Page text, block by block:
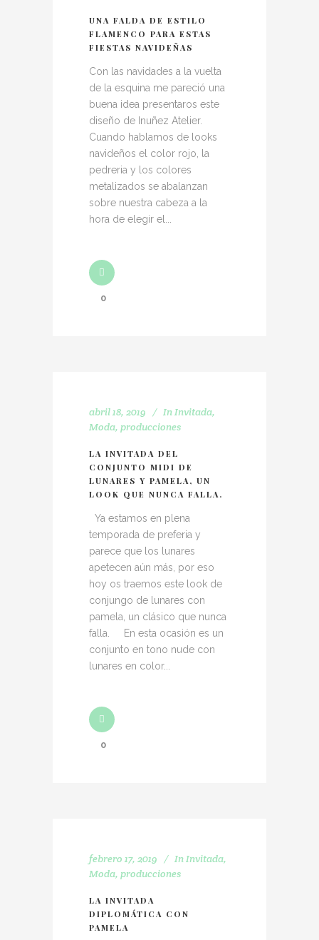
UNA FALDA DE ESTILO
FLAMENCO PARA ESTAS
FIESTAS NAVIDEÑAS
Con las navidades a la vuelta
de la esquina me pareció una
buena idea presentaros este
diseño de Inuñez Atelier.
Cuando hablamos de looks
navideños el color rojo, la
pedreria y los colores
metalizados se abalanzan
sobre nuestra cabeza a la
hora de elegir el...
0
abril 18, 2019 InInvitada,
Moda, producciones
LA INVITADA DEL
CONJUNTO MIDI DE
LUNARES Y PAMELA, UN
LOOK QUE NUNCA FALLA.
Ya estamos en plena
temporada de preferia y
parece que los lunares
apetecen aún más, por eso
hoy os traemos este look de
conjungo de lunares con
pamela, un clásico que nunca
falla. En esta ocasión es un
conjunto en tono nude con
lunares en color...
0
febrero 17, 2019 InInvitada,
Moda, producciones
LA INVITADA
DIPLOMÁTICA CON
PAMELA